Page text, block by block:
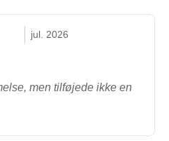
jul. 2026
men tilføjede ikke en